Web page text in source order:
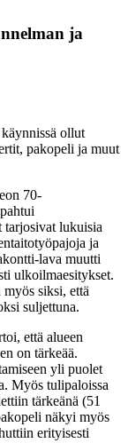
ja
ollut
pakopeli ja muut
70-
lukuisia
ja
lava muutti
ulkoilmaesitykset.
siksi, että
suljettuna.
että alueen
on tärkeää.
yli puolet
Myös tulipaloissa
tärkeänä (51
näkyi myös
erityisesti